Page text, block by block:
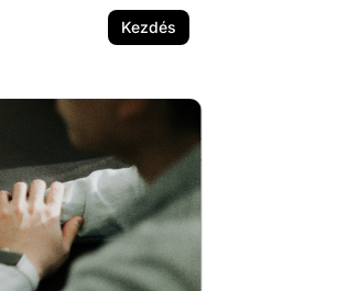
Kezdés